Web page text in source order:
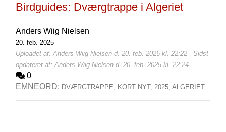
Birdguides: Dværgtrappe i Algeriet
Anders Wiig Nielsen
20. feb. 2025
Uploadet af: Anders Wiig Nielsen d. 20. feb. 2025 kl. 22:22 - Sidst
opdateret af: Anders Wiig Nielsen d. 20. feb. 2025 kl. 22:24
0
EMNEORD: DVÆRGTRAPPE, KORT NYT, 2025, ALGERIET